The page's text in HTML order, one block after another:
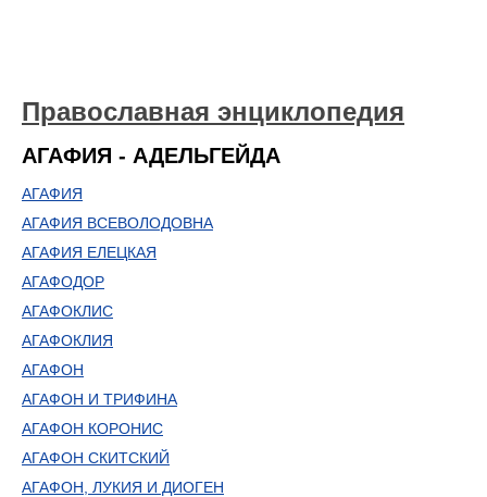
Православная энциклопедия
АГАФИЯ - АДЕЛЬГЕЙДА
АГАФИЯ
АГАФИЯ ВСЕВОЛОДОВНА
АГАФИЯ ЕЛЕЦКАЯ
АГАФОДОР
АГАФОКЛИС
АГАФОКЛИЯ
АГАФОН
АГАФОН И ТРИФИНА
АГАФОН КОРОНИС
АГАФОН СКИТСКИЙ
АГАФОН, ЛУКИЯ И ДИОГЕН